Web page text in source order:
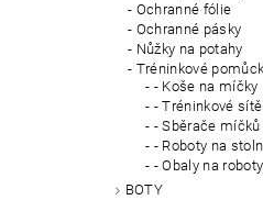
Ochranné fólie
Ochranné pásky
Nůžky na potahy
Tréninkové
- Koše na míčky
- Tréninkové sítě
- Sběrače míčků
- Roboty na
- Obaly na roboty
BOTY